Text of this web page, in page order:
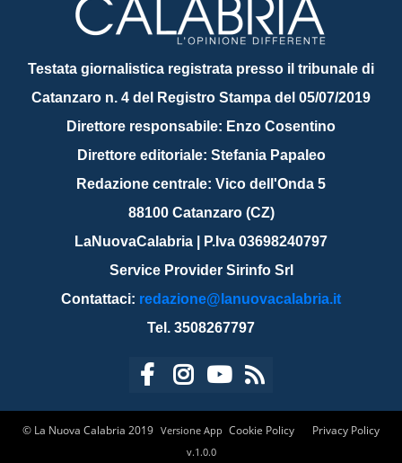
Testata giornalistica registrata presso il tribunale di
Catanzaro n. 4 del Registro Stampa del 05/07/2019
Direttore responsabile: Enzo Cosentino
Direttore editoriale: Stefania Papaleo
Redazione centrale: Vico dell'Onda 5
88100 Catanzaro (CZ)
LaNuovaCalabria | P.Iva 03698240797
Service Provider Sirinfo Srl
Contattaci: redazione@lanuovacalabria.it
Tel. 3508267797
© La Nuova Calabria 2019 Cookie Policy Privacy Policy
Versione App
v.1.0.0